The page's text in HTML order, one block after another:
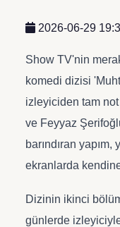
2026-06-29
Show TV'nin
komedi dizisi
izleyiciden tam
ve Feyyaz
barındıran
ekranlarda
Dizinin ikinci
günlerde